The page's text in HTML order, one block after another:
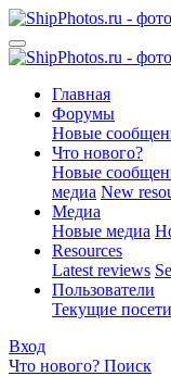
Главная
Форумы
Новые
Что нового?
Новые
медиа New
Медиа
Новые медиа
Resources
Latest reviews
Пользователи
Текущие
Вход
Что нового? Поиск